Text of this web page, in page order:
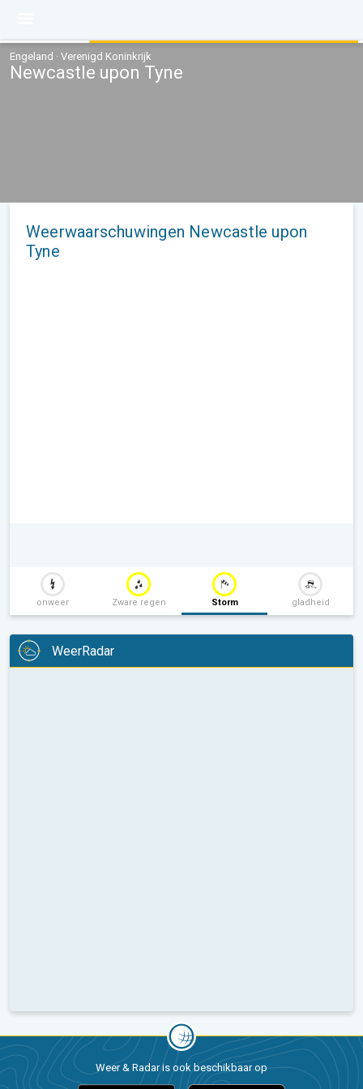
Engeland · Verenigd Koninkrijk
Newcastle upon Tyne
Weerwaarschuwingen Newcastle upon
Tyne
onweer Zware regen Storm gladheid
WeerRadar
Weer & Radar is ook beschikbaar op